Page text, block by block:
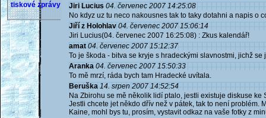
tiskové zprávy
Jiri Lucius 04. červenec 2007 14:25:08
No kdyz uz tu neco nakousnes tak to taky dotahni a napis o
Jiří z Holohlav 04. červenec 2007 15:06:14
Jiri Lucius(04. červenec 2007 16:25:08) : Zkus kalendář!
amat 04. červenec 2007 15:12:37
To je škoda - bitva se kryje s hradeckými slavnostmi, jichž
Aranka 04. červenec 2007 15:50:33
To mě mrzí, ráda bych tam Hradecké uvítala.
Beruška 14. srpen 2007 14:52:54
Na Zbirohu se mě několik lidí ptalo, jestli existuje diskuse ke
Jestli chcete jet někdo dřív než v pátek, tak to není problém.
Kaine, mohl bys tu, prosím, vystavit odkaz na vaše fotky z